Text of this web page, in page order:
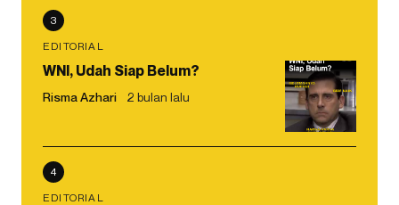
3
EDITORIAL
WNI, Udah Siap Belum?
Risma Azhari 2 bulan lalu
4
EDITORIAL